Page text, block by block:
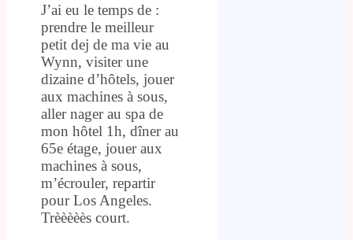
J’ai eu le temps de :
prendre le meilleur
petit dej de ma vie au
Wynn, visiter une
dizaine d’hôtels, jouer
aux machines à sous,
aller nager au spa de
mon hôtel 1h, dîner au
65e étage, jouer aux
machines à sous,
m’écrouler, repartir
pour Los Angeles.
Trèèèèès court.